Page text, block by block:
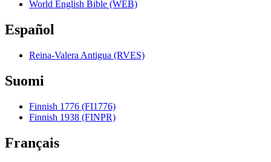
World English Bible (WEB)
Español
Reina-Valera Antigua (RVES)
Suomi
Finnish 1776 (FI1776)
Finnish 1938 (FINPR)
Français